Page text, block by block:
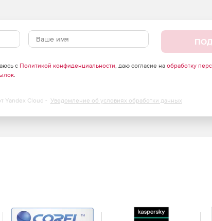
с Политикой конфиденциальности, даю согласие на обработку
.
Yandex Cloud - Уведомление об условиях обработки данных